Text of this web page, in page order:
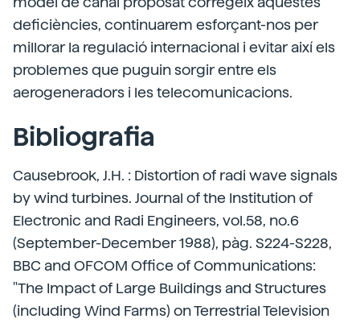
deficiències, continuarem esforçant-nos per
millorar la regulació internacional i evitar així els
problemes que puguin sorgir entre els
aerogeneradors i les telecomunicacions.
Bibliografia
Causebrook, J.H. : Distortion of radi wave signals
by wind turbines. Journal of the Institution of
Electronic and Radi Engineers, vol.58, no.6
(September-December 1988), pàg. S224-S228,
BBC and OFCOM Office of Communications:
"The Impact of Large Buildings and Structures
(including Wind Farms) on Terrestrial Television